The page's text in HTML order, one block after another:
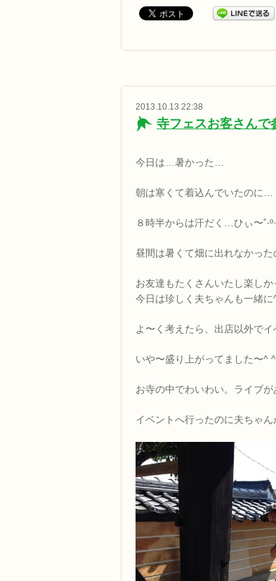
2013.10.13 22:38
寺フェスお客さん
今日は…暑かった…
朝は寒くて着込んでいたのに…
８時半からは汗だく…ひぃ〜
昼間は暑くて畑に出れなかっ
お友達もたくさんいたし楽しか
今日は珍しく夫ちゃんも一緒に
よ〜く考えたら、出店以外で
いや〜盛り上がってました〜^
お寺の中でわいわい。ライブ
イベントへ行ったのに夫ちゃん